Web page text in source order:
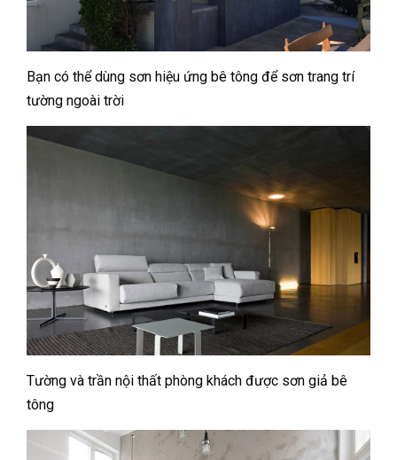
Bạn có thể dùng sơn hiệu ứng bê tông để sơn trang trí
tường ngoài trời
Tường và trần nội thất phòng khách được sơn giả bê
tông